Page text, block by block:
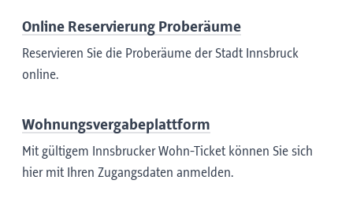
Online Reservierung Proberäume
Reservieren Sie die Proberäume der Stadt Innsbruck
online.
Wohnungsvergabeplattform
Mit gültigem Innsbrucker Wohn-Ticket können Sie sich
hier mit Ihren Zugangsdaten anmelden.